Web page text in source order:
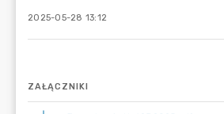
2025-05-28 13:12
ZAŁĄCZNIKI